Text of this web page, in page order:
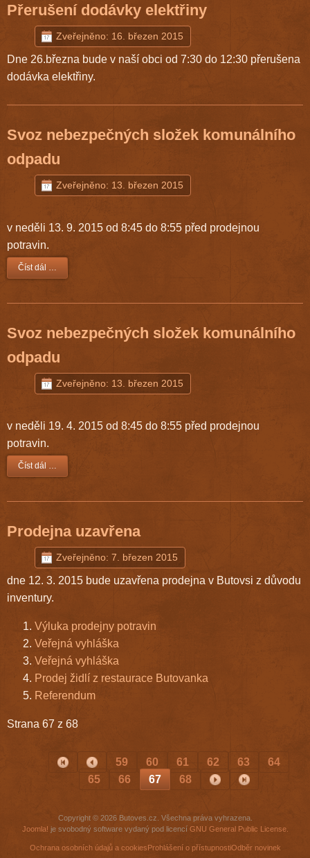
Přerušení dodávky elektřiny
Zveřejněno: 16. březen 2015
Dne 26.března bude v naší obci od 7:30 do 12:30 přerušena
dodávka elektřiny.
Svoz nebezpečných složek komunálního
odpadu
Zveřejněno: 13. březen 2015
v neděli 13. 9. 2015 od 8:45 do 8:55 před prodejnou
potravin.
Číst dál …
Svoz nebezpečných složek komunálního
odpadu
Zveřejněno: 13. březen 2015
v neděli 19. 4. 2015 od 8:45 do 8:55 před prodejnou
potravin.
Číst dál …
Prodejna uzavřena
Zveřejněno: 7. březen 2015
dne 12. 3. 2015 bude uzavřena prodejna v Butovsi z důvodu
inventury.
Výluka prodejny potravin
Veřejná vyhláška
Veřejná vyhláška
Prodej židlí z restaurace Butovanka
Referendum
Strana 67 z 68
59 60 61 62 63
64
65
66 67 68
Copyright © 2026 Butoves.cz. Všechna práva vyhrazena.
Joomla! je svobodný software vydaný pod licencí GNU General Public License.
Ochrana osobních údajů a cookiesProhlášení o přístupnostiOdběr novinek